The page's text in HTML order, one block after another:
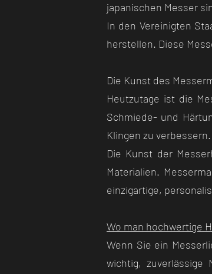
japanischen Messer
In den Vereinigten
herstellen. Diese
Die Kunst des
Heutzutage ist die
Schmiede- und
Klingen zu verbessern.
Die Kunst der
Materialien.
einzigartige,
Wo man hochwertige
Wenn Sie ein
wichtig, zuverlässige